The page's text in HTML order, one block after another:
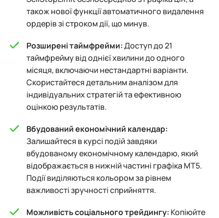
також нової функції автоматичного видалення
ордерів зі строком дії, що минув.
Розширені таймфрейми:Доступ до 21
таймфрейму від однієї хвилини до одного
місяця, включаючи нестандартні варіанти.
Скористайтеся детальним аналізом для
індивідуальних стратегій та ефективною
оцінкою результатів.
Вбудований економічний календар:
Залишайтеся в курсі подій завдяки
вбудованому економічному календарю, який
відображається в нижній частині графіка MT5.
Події виділяються кольором за рівнем
важливості зручності сприйняття.
Можливість соціального трейдингу: Копіюйте